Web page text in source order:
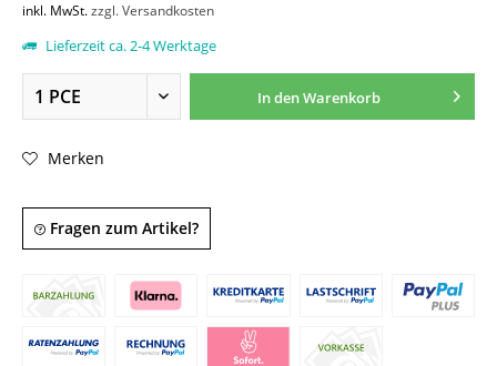
inkl. MwSt.zzgl. Versandkosten
Lieferzeit ca. 2-4 Werktage
In denWarenkorb
Merken
Fragen zum Artikel?